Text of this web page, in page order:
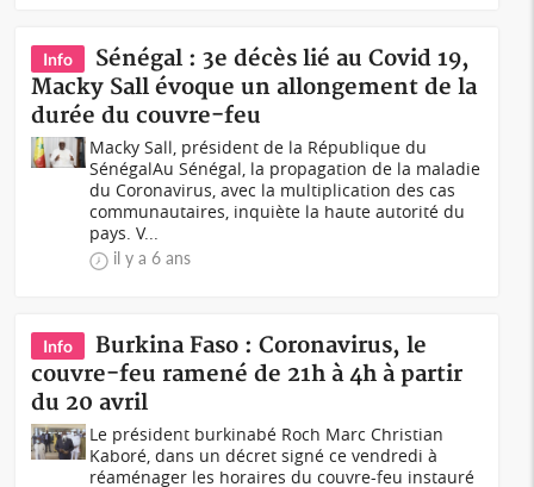
Info
Sénégal : 3e décès lié au Covid 19,
Macky Sall évoque un allongement de la
durée du couvre-feu
Macky Sall, président de la République du
SénégalAu Sénégal, la propagation de la maladie
du Coronavirus, avec la multiplication des cas
communautaires, inquiète la haute autorité du
pays. V...
il y a 6 ans
Info
Burkina Faso : Coronavirus, le
couvre-feu ramené de 21h à 4h à partir
du 20 avril
Le président burkinabé Roch Marc Christian
Kaboré, dans un décret signé ce vendredi à
réaménager les horaires du couvre-feu instauré